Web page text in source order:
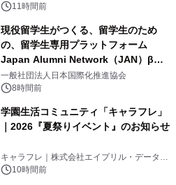
得な素泊まり連泊プランで
11時間前
現役留学生がつくる、留学生のため
の、留学生専用プラットフォーム
Japan Alumni Network（JAN）β版
をリリース
一般社団法人日本国際化推進協会
8時間前
学園生活コミュニティ「キャラフレ」
｜2026『夏祭りイベント』のお知らせ
キャラフレ｜株式会社エイプリル・データ・
デザインズ
10時間前